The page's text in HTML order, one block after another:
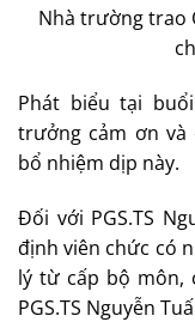
Nhà trường trao
Phát biểu tại
trưởng cảm ơn và
bổ nhiệm dịp này.
Đối với PGS.TS
định viên chức có
lý từ cấp bộ môn,
PGS.TS Nguyễn